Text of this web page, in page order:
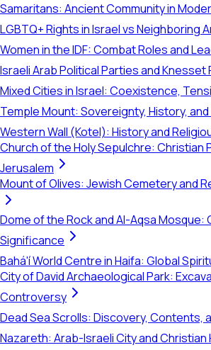
Samaritans: Ancient Community in
LGBTQ+ Rights in Israel vs Neighboring
Women in the IDF: Combat Roles and
Israeli Arab Political Parties and
Mixed Cities in Israel: Coexistence,
Temple Mount: Sovereignty, History,
Western Wall (Kotel): History and
Church of the Holy Sepulchre: Christian
Jerusalem
Mount of Olives: Jewish Cemetery and
Dome of the Rock and Al-Aqsa Mosque:
Significance
Bahá'í World Centre in Haifa: Global
City of David Archaeological Park:
Controversy
Dead Sea Scrolls: Discovery, Contents,
Nazareth: Arab-Israeli City and Christian